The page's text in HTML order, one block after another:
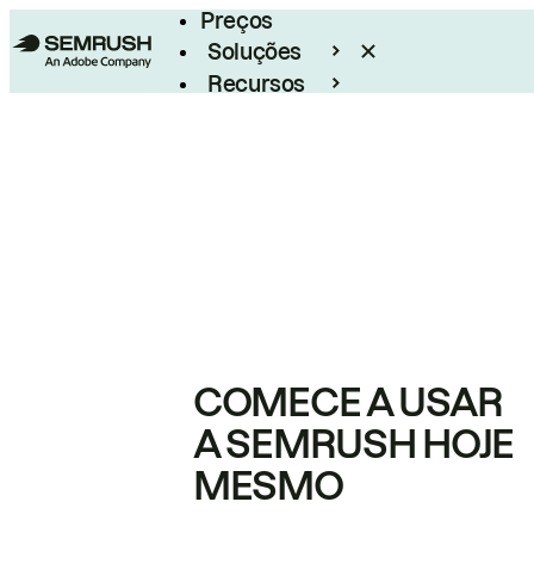
Preços
Soluções
Recursos
COMECE A USAR
A SEMRUSH HOJE
MESMO